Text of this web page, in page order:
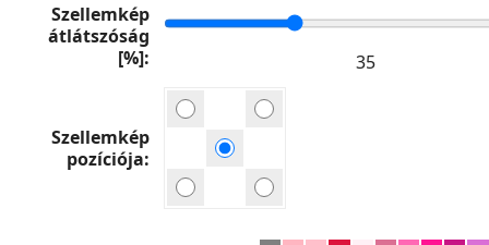
Szellemkép
átlátszóság
[%]
Szellemkép
pozíciója